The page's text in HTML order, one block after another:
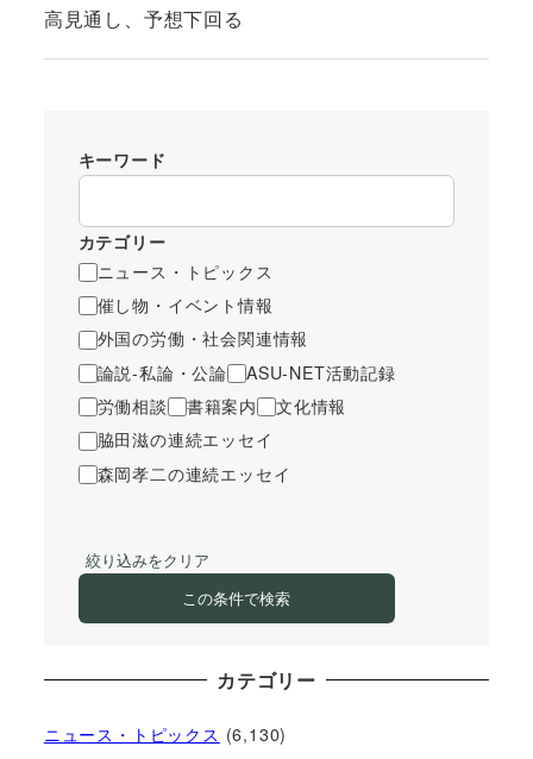
高見通し、予想下回る
キーワード
カテゴリー
ニュース・トピックス
催し物・イベント情報
外国の労働・社会関連情報
論説-私論・公論
ASU-NET活動記録
労働相談
書籍案内
文化情報
脇田滋の連続エッセイ
森岡孝二の連続エッセイ
絞り込みをクリア
この条件で検索
カテゴリー
ニュース・トピックス (6,130)